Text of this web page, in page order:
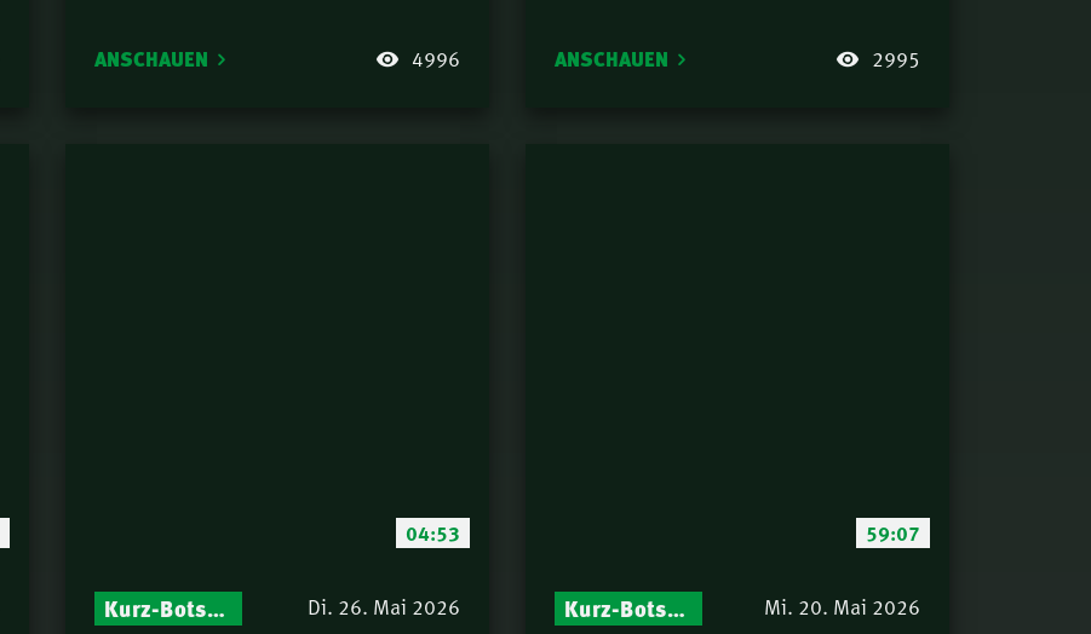
ANSCHAUEN 4996 ANSCHAUEN 2995
04:53
Kurz-Botschaften – Biblische Impulse mit Zukunft im Blick Di. 26. Mai 2026
59:07
Israel – Biblische Perspektiven & aktuelle Einordnungen
Kurz-Botschaften – Biblische Impulse mit Zukunft im Blick Mi. 20. Mai 2026